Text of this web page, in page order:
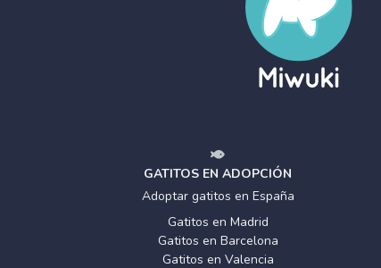
GATITOS EN ADOPCIÓN
Adoptar gatitos en España
Gatitos en Madrid
Gatitos en Barcelona
Gatitos en Valencia